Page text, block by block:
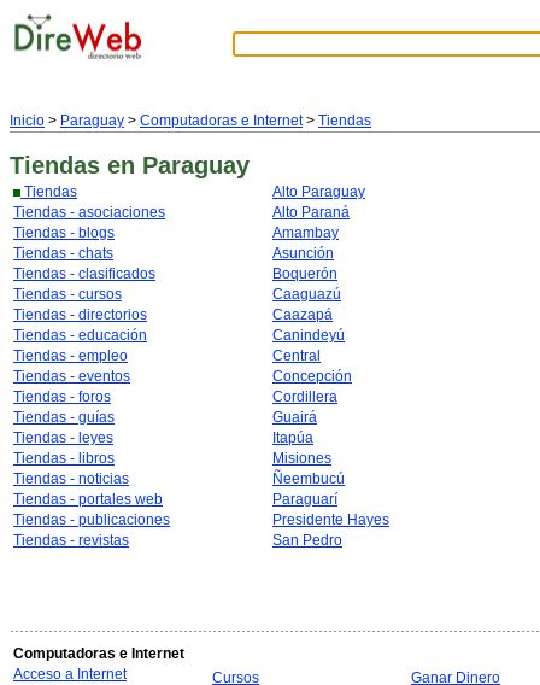
Inicio > Paraguay > Computadoras e Internet> Tiendas
Tiendas en Paraguay
Tiendas
Tiendas - asociaciones
Tiendas - blogs
Tiendas - chats
Tiendas - clasificados
Tiendas - cursos
Tiendas - directorios
Tiendas - educación
Tiendas - empleo
Tiendas - eventos
Tiendas - foros
Tiendas - guías
Tiendas - leyes
Tiendas - libros
Tiendas - noticias
Tiendas - portales web
Tiendas - publicaciones
Tiendas - revistas
Alto Paraguay
Alto Paraná
Amambay
Asunción
Boquerón
Caaguazú
Caazapá
Canindeyú
Central
Concepción
Cordillera
Guairá
Itapúa
Misiones
Ñeembucú
Paraguarí
Presidente Hayes
San Pedro
Computadoras e Internet
Acceso a Internet
Cursos
Ganar Dinero